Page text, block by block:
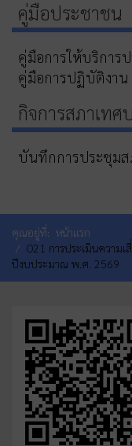
คู่มือประชาชน
คู่มือการให้บริการ
คู่มือการปฏิบัติงาน
กิจการสภาเท
บันทึกการประชุม
คุณอยู่ที่: หน้าแรก
O21 การประเมินความ
ปีงบประมาณ พ.ศ. 2569